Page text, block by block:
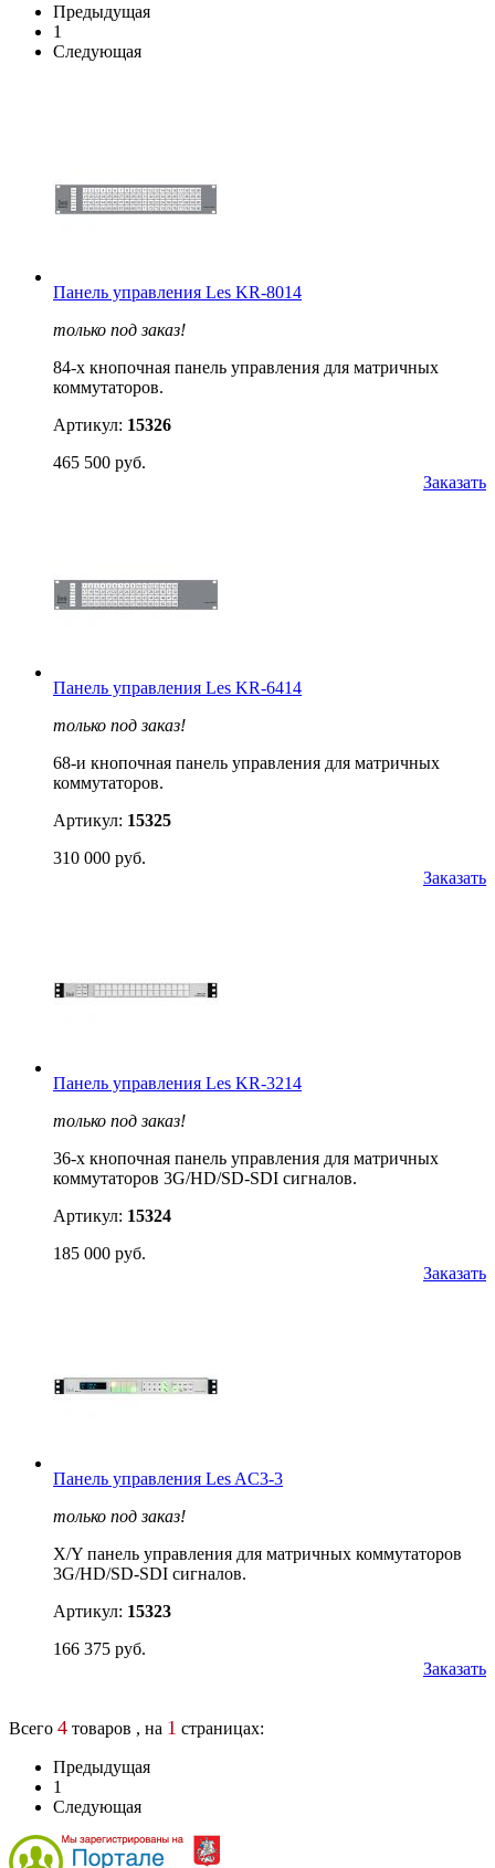
Предыдущая
1
Следующая
Панель управления Les KR-8014
только под заказ!
84-х кнопочная панель управления для матричных
коммутаторов.
Артикул: 15326
465 500 руб.
Заказать
Панель управления Les KR-6414
только под заказ!
68-и кнопочная панель управления для матричных
коммутаторов.
Артикул: 15325
310 000 руб.
Заказать
Панель управления Les KR-3214
только под заказ!
36-х кнопочная панель управления для матричных
коммутаторов 3G/HD/SD-SDI сигналов.
Артикул: 15324
185 000 руб.
Заказать
Панель управления Les AC3-3
только под заказ!
X/Y панель управления для матричных коммутаторов
3G/HD/SD-SDI сигналов.
Артикул: 15323
166 375 руб.
Заказать
Всего 4 товаров , на 1 страницах:
Предыдущая
1
Следующая